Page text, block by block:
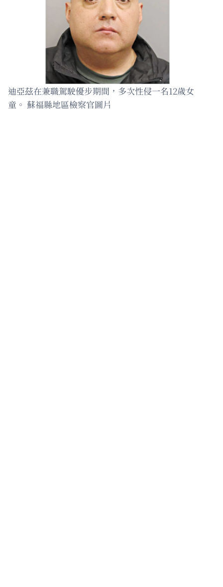
迪亞茲在兼職駕駛優步期間，多次性侵一名12歲女
童。 蘇福縣地區檢察官圖片